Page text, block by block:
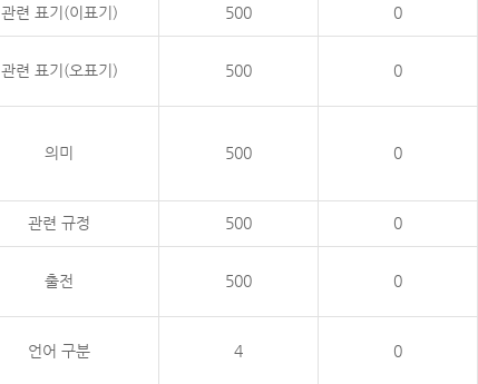
관련 표기(이표기) 500 0
관련 표기(오표기) 500 0
의미 500 0
관련 규정 500 0
출전 500 0
언어 구분 4 0